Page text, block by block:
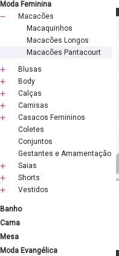
Moda Feminina
Macacões
Macaquinhos
Macacões Longos
Macacões Pantacourt
Blusas
Body
Calças
Camisas
Casacos Femininos
Coletes
Conjuntos
Gestantes e Amamentação
Saias
Shorts
Vestidos
Banho
Cama
Mesa
Moda Evangélica